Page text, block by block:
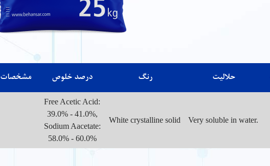
حلالیت رنگ درصد خلوص مشخصات
Very soluble in water.
White crystalline solid
Free Acetic Acid:
39.0% - 41.0%,
Sodium Aacetate:
58.0% - 60.0%